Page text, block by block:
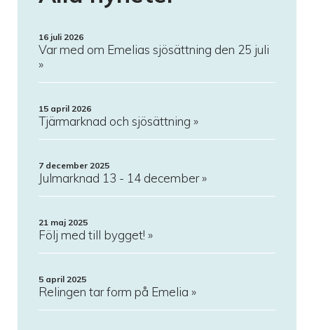
16 juli 2026
Var med om Emelias sjösättning den 25 juli
15 april 2026
Tjärmarknad och sjösättning
7 december 2025
Julmarknad 13 - 14 december
21 maj 2025
Följ med till bygget!
5 april 2025
Relingen tar form på Emelia